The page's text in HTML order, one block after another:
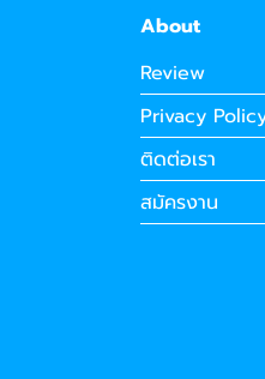
About
Review
Privacy
ติดต่อเรา
สมัครงาน